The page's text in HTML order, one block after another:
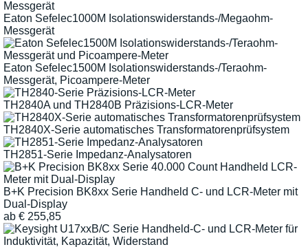
Eaton Sefelec1000M Isolationswiderstands-/Megaohm-
Messgerät
Eaton Sefelec1500M Isolationswiderstands-/Teraohm-
Messgerät, Picoampere-Meter
TH2840A und TH2840B Präzisions-LCR-Meter
TH2840X-Serie automatisches Transformatorenprüfsystem
TH2851-Serie Impedanz-Analysatoren
B+K Precision BK8xx Serie Handheld C- und LCR-Meter mit
Dual-Display
ab € 255,85